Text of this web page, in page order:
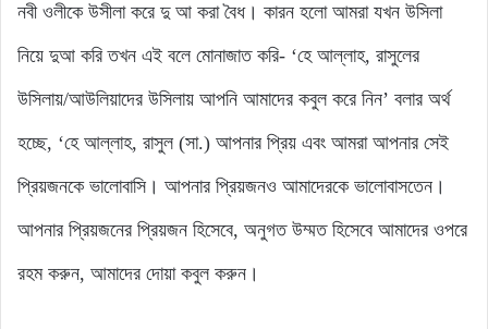
নবী ওলীকে উসীলা করে দু আ করা বৈধ। কারন হলো আমরা যখন উসিলা
নিয়ে দুআ করি তখন এই বলে মোনাজাত করি- ‘হে আল্লাহ, রাসুলের
উসিলায়/আউলিয়াদের উসিলায় আপনি আমাদের কবুল করে নিন’ বলার অর্থ
হচ্ছে, ‘হে আল্লাহ, রাসুল (সা.) আপনার প্রিয় এবং আমরা আপনার সেই
প্রিয়জনকে ভালোবাসি। আপনার প্রিয়জনও আমাদেরকে ভালোবাসতেন।
আপনার প্রিয়জনের প্রিয়জন হিসেবে, অনুগত উম্মত হিসেবে আমাদের ওপরে
রহম করুন, আমাদের দোয়া কবুল করুন।